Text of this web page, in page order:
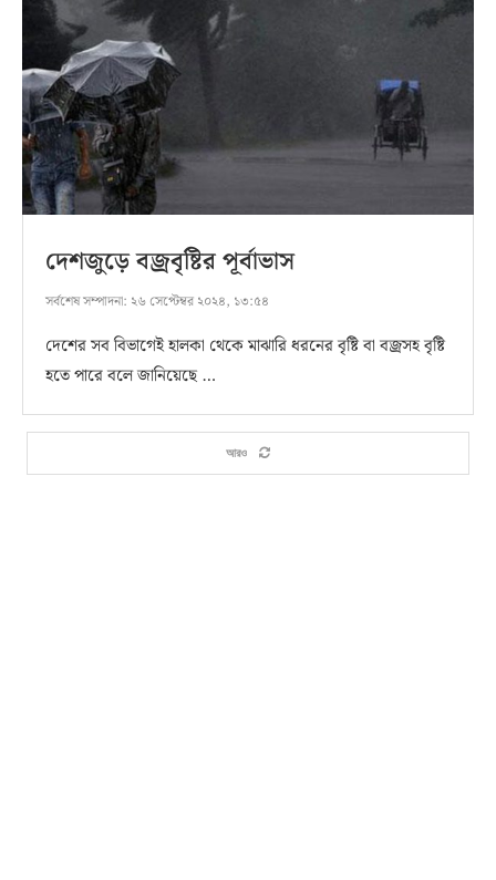
দেশজুড়ে বজ্রবৃষ্টির পূর্বাভাস
সর্বশেষ সম্পাদনা: ২৬ সেপ্টেম্বর ২০২৪, ১৩:৫৪
দেশের সব বিভাগেই হালকা থেকে মাঝারি ধরনের বৃষ্টি বা বজ্রসহ বৃষ্টি
হতে পারে বলে জানিয়েছে …
আরও